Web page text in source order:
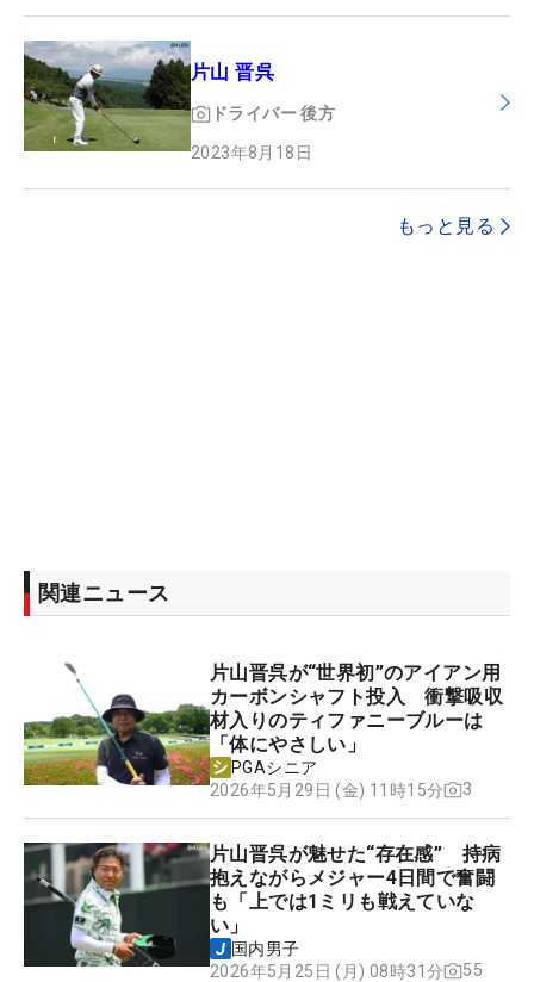
片山 晋呉
ドライバー 後方
2023年8月18日
もっと見る
関連ニュース
片山晋呉が“世界初”のアイアン用
カーボンシャフト投入 衝撃吸収
材入りのティファニーブルーは
「体にやさしい」
PGAシニア
2026年5月29日 (金) 11時15分
3
片山晋呉が魅せた“存在感” 持病
抱えながらメジャー4日間で奮闘
も「上では1ミリも戦えていな
い」
国内男子
2026年5月25日 (月) 08時31分
55